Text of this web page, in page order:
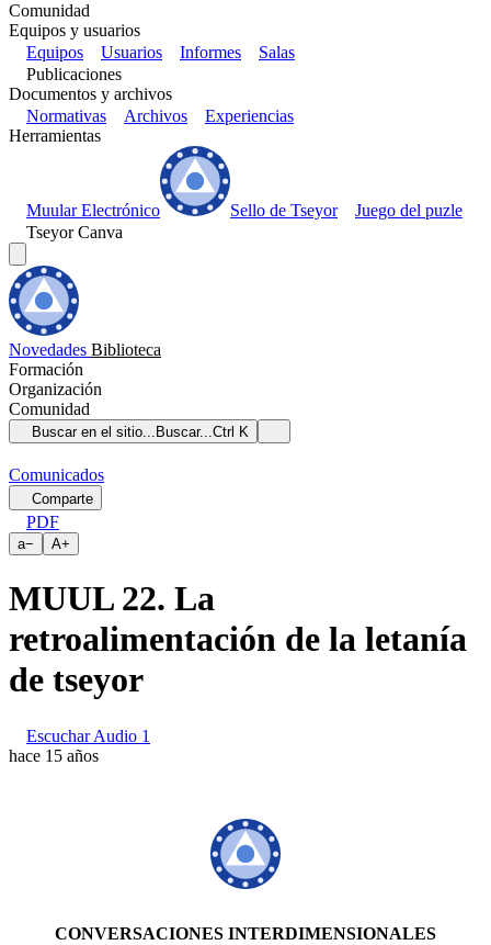
Comunidad
Equipos y usuarios
Equipos
Usuarios Informes
Salas
Publicaciones
Documentos y archivos
Normativas
Archivos
Experiencias
Herramientas
Muular Electrónico Sello de Tseyor
Juego del puzle
Tseyor Canva
Novedades Biblioteca
Formación
Organización
Comunidad
Buscar en el sitio... Buscar...Ctrl K
Comunicados
Comparte
PDF
a− A+
MUUL 22. La
retroalimentación de la letanía
de tseyor
Escuchar Audio 1
hace 15 años
CONVERSACIONES INTERDIMENSIONALES